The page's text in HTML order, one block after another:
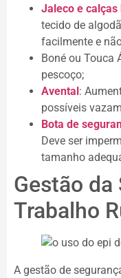
Jaleco e
tecido de
facilmente e
Boné ou Touca
pescoço;
Avental :
possíveis
Bota de
Deve ser
tamanho
Gestão da
Trabalho
A gestão de